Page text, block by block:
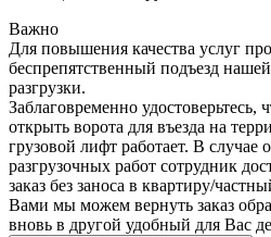
Важно
Для повышения качества услуг
беспрепятственный подъезд
разгрузки.
Заблаговременно удостоверьтесь,
открыть ворота для въезда на
грузовой лифт работает. В случае
разгрузочных работ сотрудник
заказ без заноса в квартиру/
Вами мы можем вернуть заказ
вновь в другой удобный для Вас